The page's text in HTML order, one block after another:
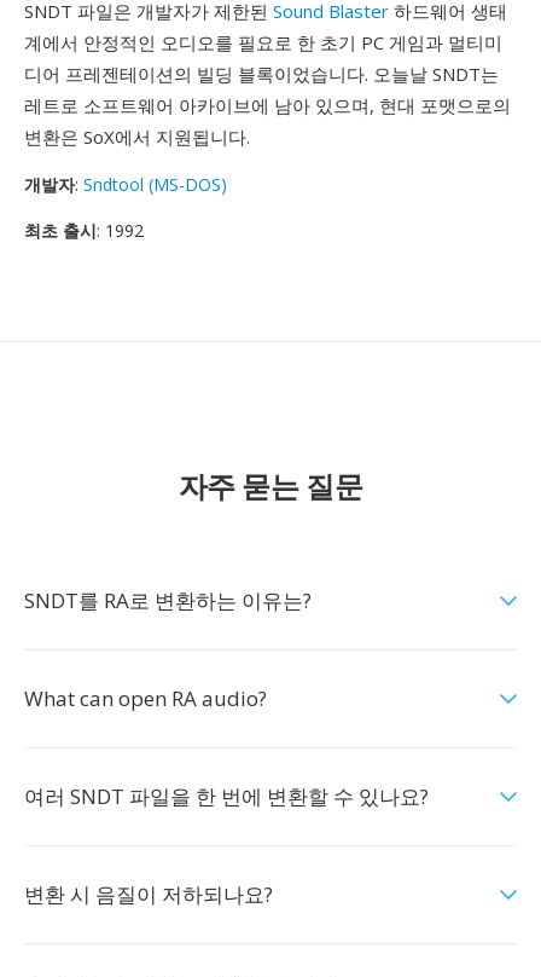
SNDT 파일은 개발자가 제한된 Sound Blaster 하드웨어 생태
계에서 안정적인 오디오를 필요로 한 초기 PC 게임과 멀티미
디어 프레젠테이션의 빌딩 블록이었습니다. 오늘날 SNDT는
레트로 소프트웨어 아카이브에 남아 있으며, 현대 포맷으로의
변환은 SoX에서 지원됩니다.
개발자: Sndtool (MS-DOS)
최초 출시: 1992
자주 묻는 질문
SNDT를 RA로 변환하는 이유는?
What can open RA audio?
여러 SNDT 파일을 한 번에 변환할 수 있나요?
변환 시 음질이 저하되나요?